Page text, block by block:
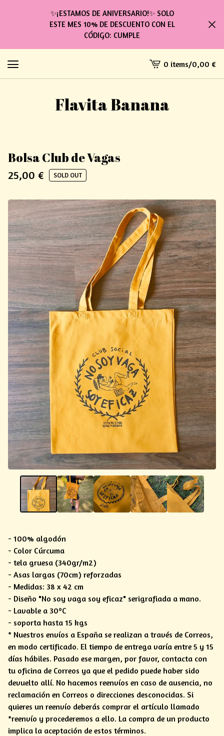
✨¡ESTAMOS DE ANIVERSARIO!✨ SOLO
ESTE MES 10% DE DESCUENTO CON EL
CÓDIGO: CUMPLE
View
cart
0 items/0,00 €
Flavita Banana
Bolsa Club de Vagas
25,00 € SOLD OUT
- 100% algodón
- Color Cúrcuma
- tela gruesa (340gr/m2)
- Asas largas (70cm) reforzadas
- Medidas: 38 x 42 cm
- Diseño "No soy vaga soy eficaz" serigrafiada a mano.
- Lavable a 30ºC
- soporta hasta 15 kgs
* Nuestros envíos a España se realizan a través de Correos,
en modo certificado. El tiempo de entrega varía entre 5 y 15
días hábiles. Pasado ese margen, por favor, contacta con
tu oficina de Correos ya que el pedido puede haber sido
devuelto allí. No hacemos reenvíos en caso de ausencia, no
reclamación en Correos o direcciones desconocidas. Si
quieres un reenvío deberás comprar el artículo llamado
*reenvío y procederemos a ello. La compra de un producto
implica la aceptación de estos términos.